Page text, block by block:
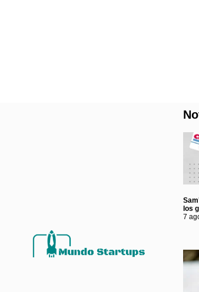
los
7